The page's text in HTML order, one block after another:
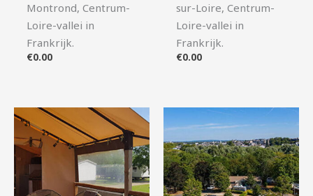
Montrond, Centrum-
Loire-vallei in
Frankrijk.
€0.00
sur-Loire, Centrum-
Loire-vallei in
Frankrijk.
€0.00